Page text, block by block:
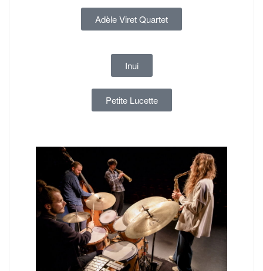
Adèle Viret Quartet
Inui
Petite Lucette